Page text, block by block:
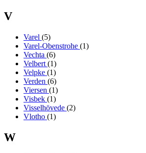
V
Varel (5)
Varel-Obenstrohe (1)
Vechta (6)
Velbert (1)
Velpke (1)
Verden (6)
Viersen (1)
Visbek (1)
Visselhövede (2)
Vlotho (1)
W